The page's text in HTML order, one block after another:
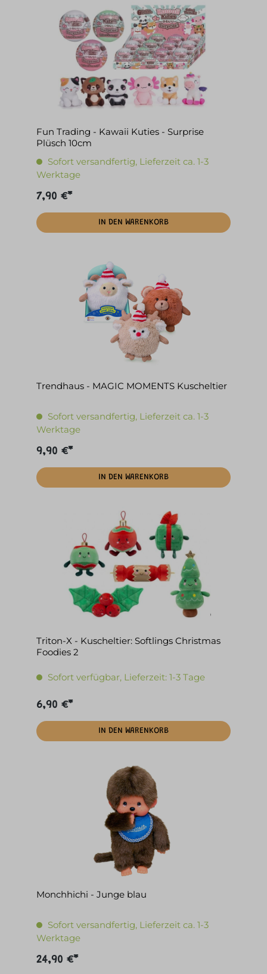
Fun Trading - Kawaii Kuties - Surprise
Plüsch 10cm
Sofort versandfertig, Lieferzeit ca. 1-3
Werktage
7,90 €*
IN DEN WARENKORB
Trendhaus - MAGIC MOMENTS Kuscheltier
Sofort versandfertig, Lieferzeit ca. 1-3
Werktage
9,90 €*
IN DEN WARENKORB
Triton-X - Kuscheltier: Softlings Christmas
Foodies 2
Sofort verfügbar, Lieferzeit: 1-3 Tage
6,90 €*
IN DEN WARENKORB
Monchhichi - Junge blau
Sofort versandfertig, Lieferzeit ca. 1-3
Werktage
24,90 €*